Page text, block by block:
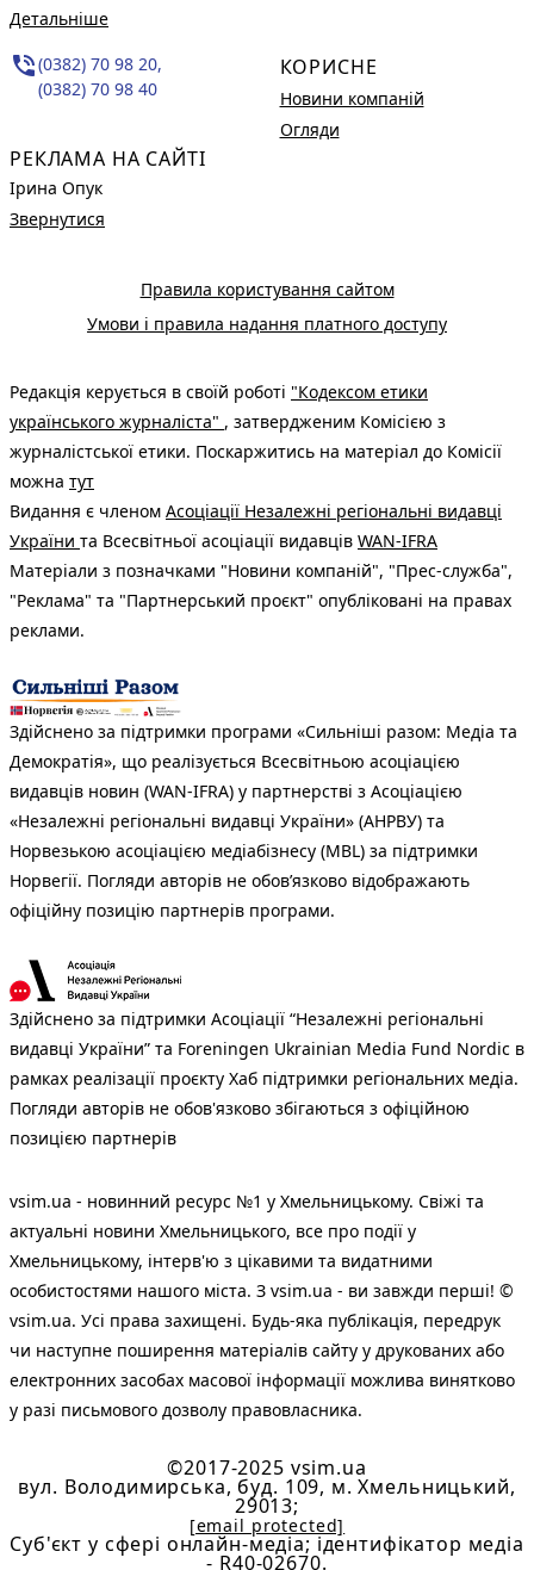
Детальніше
phone_in_talk(0382) 70 98 20,
(0382) 70 98 40
РЕКЛАМА НА САЙТІ
Ірина Опук
Звернутися
КОРИСНЕ
Новини компаній
Огляди
Правила користування сайтом
Умови і правила надання платного доступу
Редакція керується в своїй роботі "Кодексом етики
українського журналіста" , затвердженим Комісією з
журналістської етики. Поскаржитись на матеріал до Комісії
можна тут
Видання є членом Асоціації Незалежні регіональні видавці
України та Всесвітньої асоціації видавців WAN-IFRA
Матеріали з позначками "Новини компаній", "Прес-служба",
"Реклама" та "Партнерський проєкт" опубліковані на правах
реклами.
Здійснено за підтримки програми «Сильніші разом: Медіа та
Демократія», що реалізується Всесвітньою асоціацією
видавців новин (WAN-IFRA) у партнерстві з Асоціацією
«Незалежні регіональні видавці України» (АНРВУ) та
Норвезькою асоціацією медіабізнесу (MBL) за підтримки
Норвегії. Погляди авторів не обов’язково відображають
офіційну позицію партнерів програми.
Здійснено за підтримки Асоціації “Незалежні регіональні
видавці України” та Foreningen Ukrainian Media Fund Nordic в
рамках реалізації проєкту Хаб підтримки регіональних медіа.
Погляди авторів не обов'язково збігаються з офіційною
позицією партнерів
vsim.ua - новинний ресурс №1 у Хмельницькому. Свіжі та
актуальні новини Хмельницького, все про події у
Хмельницькому, інтерв'ю з цікавими та видатними
особистостями нашого міста. З vsim.ua - ви завжди перші! ©
vsim.ua. Усі права захищені. Будь-яка публiкацiя, передрук
чи наступне поширення матеріалів сайту у друкованих або
електронних засобах масової інформації можлива винятково
у разі письмового дозволу правовласника.
©2017-2025 vsim.ua
вул. Володимирська, буд. 109, м. Хмельницький,
29013;
[email protected]
Cуб'єкт у сфері онлайн-медіа; ідентифікатор медіа
- R40-02670.